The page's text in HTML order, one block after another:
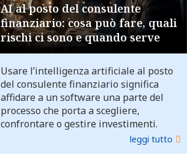
AI al posto del consulente
finanziario: cosa può fare, quali
rischi ci sono e quando serve
Usare l’intelligenza artificiale al posto
del consulente finanziario significa
affidare a un software una parte del
processo che porta a scegliere,
confrontare o gestire investimenti.
leggi tutto